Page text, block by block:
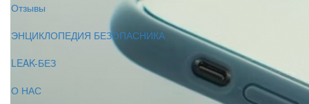
Отзывы
ЭНЦИКЛОПЕДИЯ БЕЗОПАСНИКА
LEAK-БЕЗ
О НАС